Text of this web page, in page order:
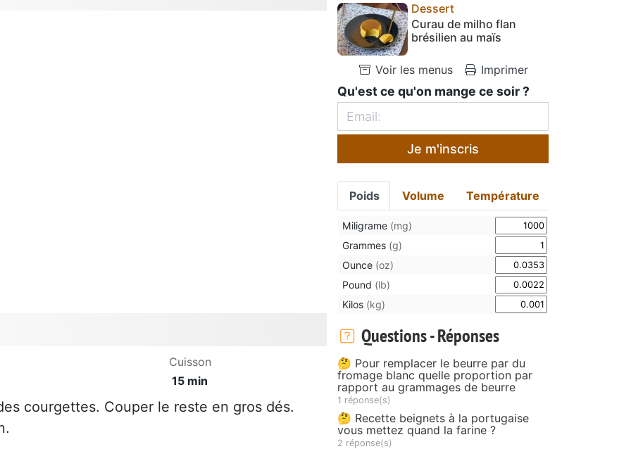
Cuisson
15 min
courgettes. Couper le reste en gros dés.
Dessert
Curau de milho flan
brésilien au maïs
Voir les menus Imprimer
Qu'est ce qu'on mange ce soir ?
Je m'inscris
Poids Volume Température
Miligrame (mg)
Grammes (g)
Ounce (oz)
Pound (lb)
Kilos (kg)
Questions - Réponses
🤔 Pour remplacer le beurre par du
fromage blanc quelle proportion par
rapport au grammages de beurre
1 réponse(s)
🤔 Recette beignets à la portugaise
vous mettez quand la farine ?
2 réponse(s)